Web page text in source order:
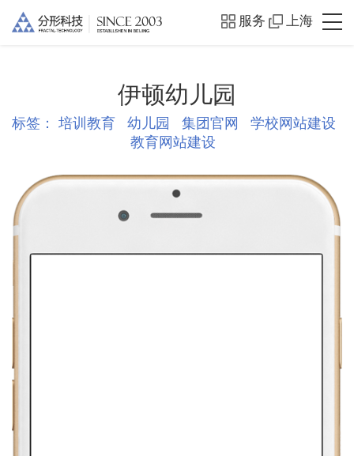
服务 上海
伊顿幼儿园
标签： 培训教育 幼儿园 集团官网
学校网站建设
教育网站建设